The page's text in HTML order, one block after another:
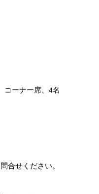
コーナー席、4名
合せください。